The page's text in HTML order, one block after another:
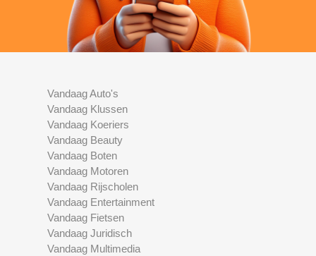
Vandaag Auto's
Vandaag Klussen
Vandaag Koeriers
Vandaag Beauty
Vandaag Boten
Vandaag Motoren
Vandaag Rijscholen
Vandaag Entertainment
Vandaag Fietsen
Vandaag Juridisch
Vandaag Multimedia